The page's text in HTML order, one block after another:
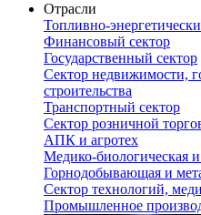
Отрасли
Топливно-
Финансовый сектор
Государственный сектор
Сектор недвижимости,
строительства
Транспортный сектор
Сектор розничной
АПК и агротех
Медико-биологическая
Горнодобывающая и
Сектор технологий,
Промышленное